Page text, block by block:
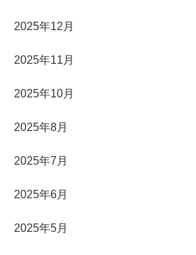
2025年12月
2025年11月
2025年10月
2025年8月
2025年7月
2025年6月
2025年5月